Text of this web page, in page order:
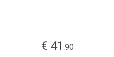
€ 41 .90